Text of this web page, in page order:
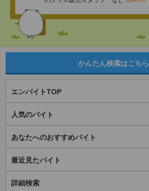
かんたん検索はこちら
エンバイトTOP
人気のバイト
あなたへのおすすめバイト
最近見たバイト
詳細検索